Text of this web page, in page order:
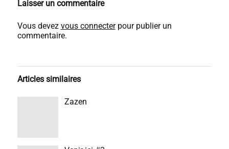
Laisser un commentaire
Vous devez vous connecterpour publier un
commentaire.
Articles similaires
Zazen